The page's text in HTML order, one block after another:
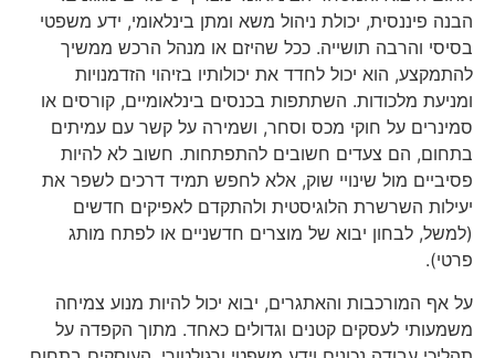
הבנה פיננסית, יכולת ניהול משא ומתן בינלאומי, ידע משפטי
בסיסי והרבה תושייה. ככל שהיזם או מנהל הרכש ממשיך
להתמקצע, הוא יכול לחדד את יכולותיו בזיהוי הזדמנויות
ומניעת מלכודות. השתתפות בכנסים בינלאומיים, קורסים או
סמינרים על חוקי מכס וסחר, ושמירה על קשר עם עמיתים
בתחום, הם צעדים חשובים להתפתחות. חשוב לא להיות
פסיביים מול שינויי שוק, אלא לחפש תמיד דרכים לשפר את
יעילות השרשרת הלוגיסטית ולהתקדם לאפיקים חדשים
(למשל, לבחון יבוא של מוצרים חדשניים או לפתח מותג
פרטי).
על אף המורכבות והאתגרים, יבוא יכול להיות מנוע צמיחה
משמעותי לעסקים קטנים וגדולים כאחד. מתוך הקפדה על